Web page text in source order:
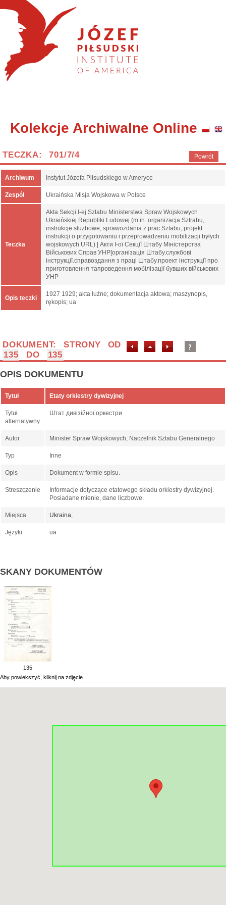
Kolekcje Archiwalne Online
Powrót
TECZKA: 701/7/4
Archiwum Instytut Józefa Piłsudskiego w Ameryce
Zespół Ukraińska Misja Wojskowa w Polsce
Teczka
Akta Sekcji I-ej Sztabu Ministerstwa Spraw Wojskowych
Ukraińskiej Republiki Ludowej (m.in. organizacja Sztrabu,
instrukcje służbowe, sprawozdania z prac Sztabu, projekt
instrukcji o przygotowaniu i przeprowadzeniu mobilizacji byłych
wojskowych URL) | Акти І-ої Секції Штабу Міністерства
Військових Справ УНР[організація Штабу.службові
інструкції.справоздання з праці Штабу.проект інструкції про
приготовлення тапроведення мобілізації бувших військових
УНР
Opis teczki
1927 1929; akta luźne; dokumentacja aktowa; maszynopis,
rękopis; ua
DOKUMENT: STRONY OD
135
DO 135
OPIS DOKUMENTU
Tytuł Etaty orkiestry dywizyjnej
Tytuł
alternatywny
Штат дивізійної оркестри
Autor Minister Spraw Wojskowych; Naczelnik Sztabu Generalnego
Typ Inne
Opis Dokument w formie spisu.
Streszczenie
Informacje dotyczące etatowego składu orkiestry dywizyjnej.
Posiadane mienie, dane liczbowe.
Miejsca Ukraina;
Języki ua
SKANY DOKUMENTÓW
135
Aby powiekszyć, kliknij na zdjęcie.